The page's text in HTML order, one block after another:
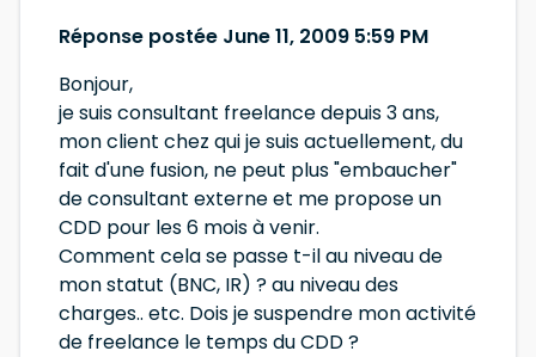
Réponse postée June 11, 2009 5:59 PM
Bonjour,
je suis consultant freelance depuis 3 ans,
mon client chez qui je suis actuellement, du
fait d'une fusion, ne peut plus "embaucher"
de consultant externe et me propose un
CDD pour les 6 mois à venir.
Comment cela se passe t-il au niveau de
mon statut (BNC, IR) ? au niveau des
charges.. etc. Dois je suspendre mon activité
de freelance le temps du CDD ?